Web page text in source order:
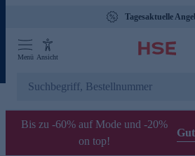
Tagesaktuelle
Menü Ansicht
Bis zu -60% auf Mode und -20%
on top!